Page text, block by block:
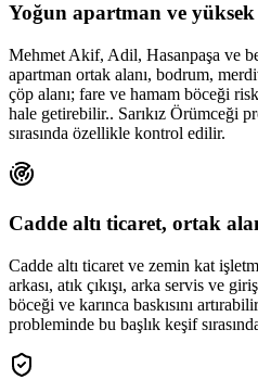
Yoğun apartman ve yüksek
Mehmet Akif, Adil, Hasanpaşa ve
apartman ortak alanı, bodrum,
çöp alanı; fare ve hamam böceği
hale getirebilir.. Sarıkız Örümceği
sırasında özellikle kontrol edilir.
Cadde altı ticaret, ortak
Cadde altı ticaret ve zemin kat
arkası, atık çıkışı, arka servis ve
böceği ve karınca baskısını
probleminde bu başlık keşif